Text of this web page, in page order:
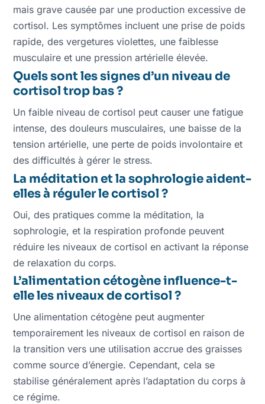
mais grave causée par une production excessive de
cortisol. Les symptômes incluent une prise de poids
rapide, des vergetures violettes, une faiblesse
musculaire et une pression artérielle élevée.
Quels sont les signes d’un niveau de
cortisol trop bas ?
Un faible niveau de cortisol peut causer une fatigue
intense, des douleurs musculaires, une baisse de la
tension artérielle, une perte de poids involontaire et
des difficultés à gérer le stress.
La méditation et la sophrologie aident-
elles à réguler le cortisol ?
Oui, des pratiques comme la méditation, la
sophrologie, et la respiration profonde peuvent
réduire les niveaux de cortisol en activant la réponse
de relaxation du corps.
L’alimentation cétogène influence-t-
elle les niveaux de cortisol ?
Une alimentation cétogène peut augmenter
temporairement les niveaux de cortisol en raison de
la transition vers une utilisation accrue des graisses
comme source d’énergie. Cependant, cela se
stabilise généralement après l’adaptation du corps à
ce régime.